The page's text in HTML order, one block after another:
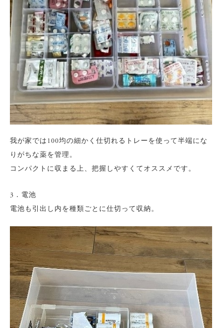
我が家では100均の細かく仕切れるトレーを使って半端にな
りがちな薬を管理。
コンパクトに収まる上、把握しやすくてオススメです。
3．電池
電池も引出し内を種類ごとに仕切って収納。